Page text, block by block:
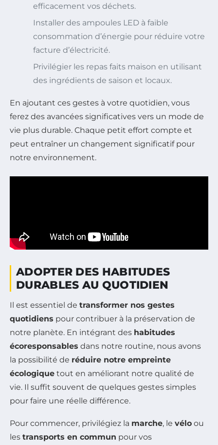
efficacement vos déchets.
Installer des ampoules LED à faible
consommation d’énergie pour réduire votre
facture d’électricité.
Privilégier les repas faits maison en utilisant
des ingrédients de saison et locaux.
En ajoutant ces gestes à votre quotidien, vous
ferez des avancées significatives vers un mode de
vie plus durable. Chaque petit effort compte et
peut entraîner un changement significatif pour
notre environnement.
ADOPTER DES HABITUDES
DURABLES AU QUOTIDIEN
Il est essentiel de transformer nos gestes
quotidiens pour contribuer à la préservation de
notre planète. En intégrant des habitudes
écoresponsables dans notre routine, nous avons
la possibilité de réduire notre empreinte
écologique tout en améliorant notre qualité de
vie. Il suffit souvent de quelques gestes simples
pour faire une réelle différence.
Pour commencer, privilégiez la marche, le vélo ou
les transports en commun pour vos